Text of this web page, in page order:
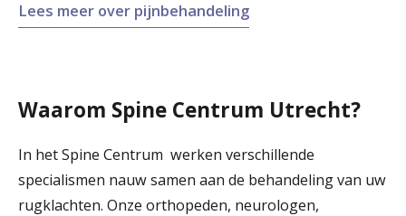
Lees meer over pijnbehandeling
Waarom Spine Centrum Utrecht?
In het Spine Centrum werken verschillende
specialismen nauw samen aan de behandeling van uw
rugklachten. Onze orthopeden, neurologen,